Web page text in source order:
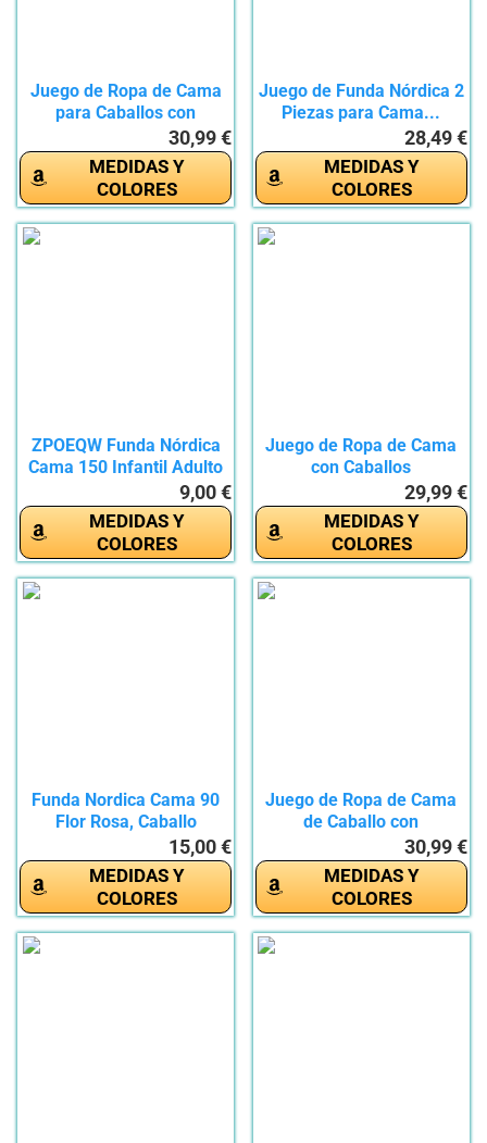
Juego de Ropa de Cama
para Caballos con
impresión...30,99 €
MEDIDAS Y
COLORES
Juego de Funda Nórdica 2
Piezas para Cama...
28,49 €
MEDIDAS Y
COLORES
ZPOEQW Funda Nórdica
Cama 150 Infantil Adulto
9,00 €
MEDIDAS Y
COLORES
Juego de Ropa de Cama
con Caballos
135x200cm,...29,99 €
MEDIDAS Y
COLORES
Funda Nordica Cama 90
Flor Rosa, Caballo
15,00 €
MEDIDAS Y
COLORES
Juego de Ropa de Cama
de Caballo con
Impresión...30,99 €
MEDIDAS Y
COLORES